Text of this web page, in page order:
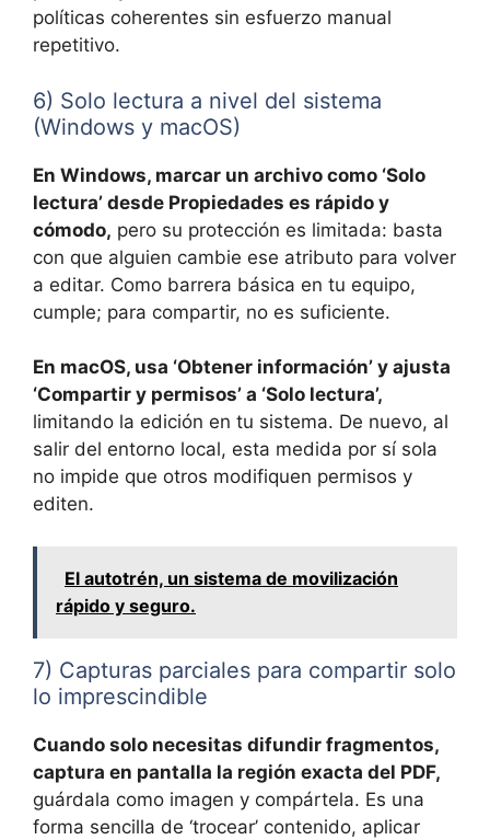
políticas coherentes sin esfuerzo manual
repetitivo.
6) Solo lectura a nivel del sistema
(Windows y macOS)
En Windows, marcar un archivo como ‘Solo
lectura’ desde Propiedades es rápido y
cómodo, pero su protección es limitada: basta
con que alguien cambie ese atributo para volver
a editar. Como barrera básica en tu equipo,
cumple; para compartir, no es suficiente.
En macOS, usa ‘Obtener información’ y ajusta
‘Compartir y permisos’ a ‘Solo lectura’,
limitando la edición en tu sistema. De nuevo, al
salir del entorno local, esta medida por sí sola
no impide que otros modifiquen permisos y
editen.
El autotrén, un sistema de movilización
rápido y seguro.
7) Capturas parciales para compartir solo
lo imprescindible
Cuando solo necesitas difundir fragmentos,
captura en pantalla la región exacta del PDF,
guárdala como imagen y compártela. Es una
forma sencilla de ‘trocear’ contenido, aplicar